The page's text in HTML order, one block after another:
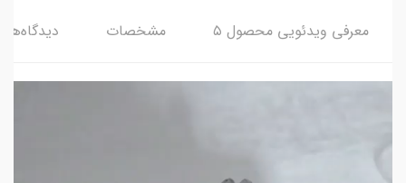
معرفی ویدئویی محصول ۵ مشخصات دیدگاه‌ها